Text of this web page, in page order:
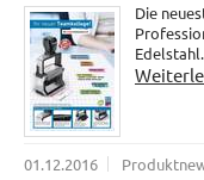
Die
01.12.2016